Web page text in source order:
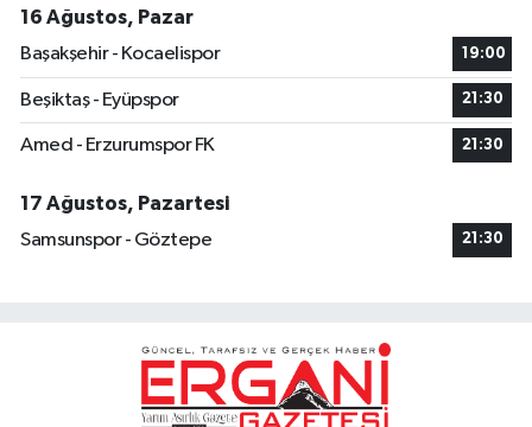
16 Ağustos, Pazar
Başakşehir - Kocaelispor
19:00
Beşiktaş - Eyüpspor 21:30
Amed - Erzurumspor FK 21:30
17 Ağustos, Pazartesi
Samsunspor - Göztepe
21:30